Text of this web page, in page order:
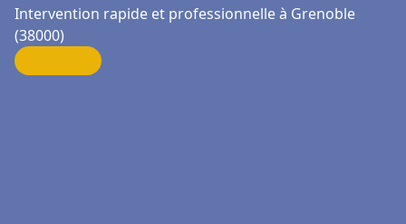
Intervention rapide et professionnelle à Grenoble
(38000)